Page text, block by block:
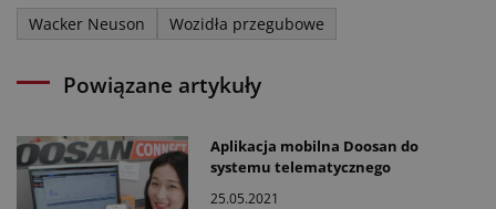
Wacker Neuson Wozidła przegubowe
Powiązane artykuły
Aplikacja mobilna Doosan do
systemu telematycznego
25.05.2021